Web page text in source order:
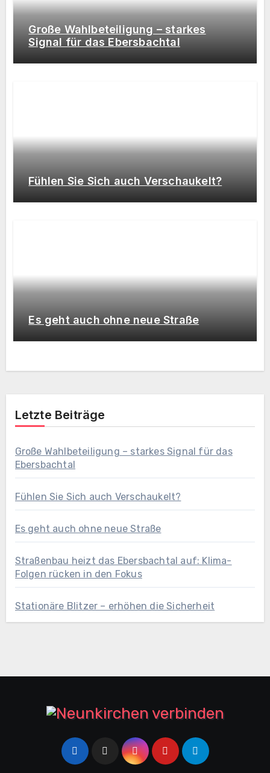
Große Wahlbeteiligung – starkes
Signal für das Ebersbachtal
Fühlen Sie Sich auch Verschaukelt?
Es geht auch ohne neue Straße
Letzte Beiträge
Große Wahlbeteiligung – starkes Signal für das
Ebersbachtal
Fühlen Sie Sich auch Verschaukelt?
Es geht auch ohne neue Straße
Straßenbau heizt das Ebersbachtal auf: Klima-
Folgen rücken in den Fokus
Stationäre Blitzer – erhöhen die Sicherheit